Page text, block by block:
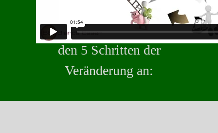
Schau Dir hier zum Ende
nochmals ein Interview zu
den 5 Schritten der
Veränderung an: